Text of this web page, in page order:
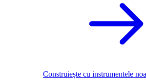
Construiește cu instrumentele